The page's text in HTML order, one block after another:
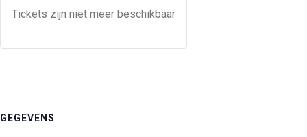
GEGEVENS
Tickets zijn niet meer beschikbaar